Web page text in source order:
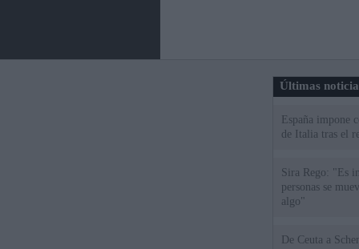
Últimas
España impone
de Italia tras el
Sira Rego: "Es
personas se
algo"
De